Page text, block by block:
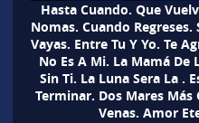
Hasta Cuando. Que
Nomas. Cuando Regreses.
Vayas. Entre Tu Y Yo. Te
No Es A Mi. La Mamá De
Sin Ti. La Luna Sera La .
Terminar. Dos Mares Más
Venas. Amor